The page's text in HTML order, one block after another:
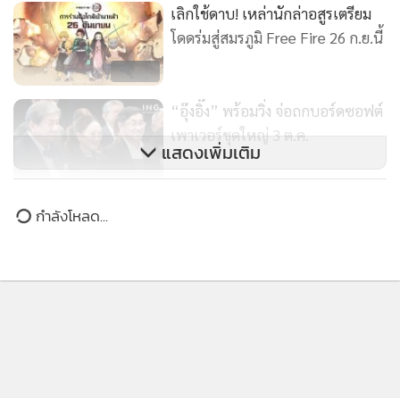
218
โดดร่มสู่สมรภูมิ Free Fire 26 ก.ย.นี้
1,183
“อุ๊งอิ๊ง” พร้อมวิ่ง จ่อถกบอร์ดซอฟต์
เพาเวอร์ชุดใหญ่ 3 ต.ค.
แสดงเพิ่มเติม